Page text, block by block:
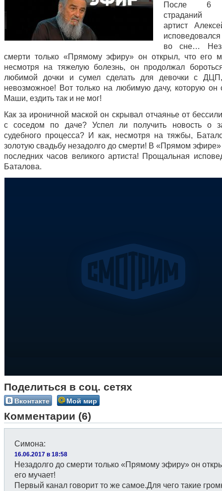
После 6
страданий
артист
исповедовался
во сне…
смерти только «Прямому эфиру» он открыл, что его
несмотря на тяжелую болезнь, он продолжал
любимой дочки и сумел сделать для девочки с ДЦП,
невозможное! Вот только на любимую дачу, которую он
Маши, ездить так и не мог!
Как за ироничной маской он скрывал отчаянье от
с соседом по даче? Успел ли получить новость о
судебного процесса? И как, несмотря на тяжбы,
золотую свадьбу незадолго до смерти! В «Прямом
последних часов великого артиста! Прощальная
Баталова.
Поделиться в соц. сетях
Вконтакте Мой мир
Комментарии (6)
Симона:
16.06.2017 в 18:58
Незадолго до смерти только «Прямому эфиру» он
его мучает!
Первый канал говорит то же самое.Для чего такие